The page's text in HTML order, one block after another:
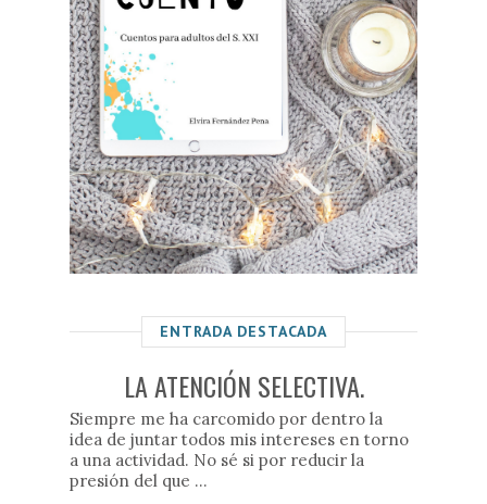
ENTRADA DESTACADA
LA ATENCIÓN SELECTIVA.
Siempre me ha carcomido por dentro la
idea de juntar todos mis intereses en torno
a una actividad. No sé si por reducir la
presión del que ...